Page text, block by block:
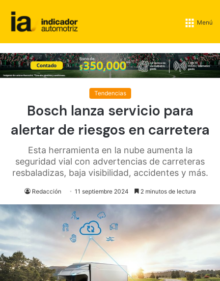
Menú
Tendencias
Bosch lanza servicio para
alertar de riesgos en carretera
Esta herramienta en la nube aumenta la
seguridad vial con advertencias de carreteras
resbaladizas, baja visibilidad, accidentes y más.
Redacción 11 septiembre 2024 2 minutos de lectura